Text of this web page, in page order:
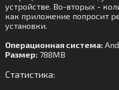
устройстве. Во-вторых -
как приложение попросит
установки.
Операционная система:
Размер: 788MB
Статистика: